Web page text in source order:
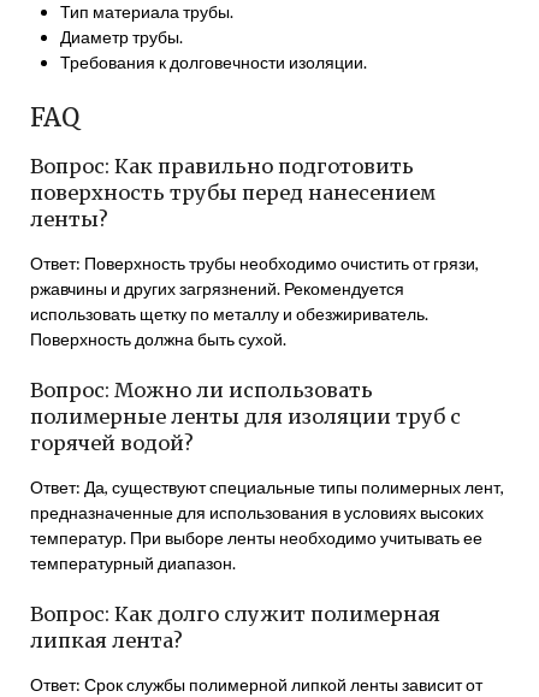
Тип материала трубы.
Диаметр трубы.
Требования к долговечности изоляции.
FAQ
Вопрос: Как правильно подготовить
поверхность трубы перед нанесением
ленты?
Ответ: Поверхность трубы необходимо очистить от грязи,
ржавчины и других загрязнений. Рекомендуется
использовать щетку по металлу и обезжириватель.
Поверхность должна быть сухой.
Вопрос: Можно ли использовать
полимерные ленты для изоляции труб с
горячей водой?
Ответ: Да, существуют специальные типы полимерных лент,
предназначенные для использования в условиях высоких
температур. При выборе ленты необходимо учитывать ее
температурный диапазон.
Вопрос: Как долго служит полимерная
липкая лента?
Ответ: Срок службы полимерной липкой ленты зависит от